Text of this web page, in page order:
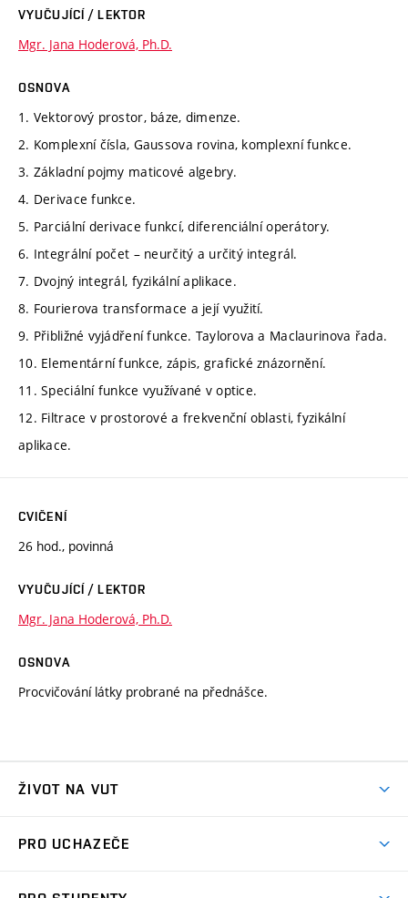
VYUČUJÍCÍ / LEKTOR
Mgr. Jana Hoderová, Ph.D.
OSNOVA
1. Vektorový prostor, báze, dimenze.
2. Komplexní čísla, Gaussova rovina, komplexní funkce.
3. Základní pojmy maticové algebry.
4. Derivace funkce.
5. Parciální derivace funkcí, diferenciální operátory.
6. Integrální počet – neurčitý a určitý integrál.
7. Dvojný integrál, fyzikální aplikace.
8. Fourierova transformace a její využití.
9. Přibližné vyjádření funkce. Taylorova a Maclaurinova řada.
10. Elementární funkce, zápis, grafické znázornění.
11. Speciální funkce využívané v optice.
12. Filtrace v prostorové a frekvenční oblasti, fyzikální
aplikace.
CVIČENÍ
26 hod., povinná
VYUČUJÍCÍ / LEKTOR
Mgr. Jana Hoderová, Ph.D.
OSNOVA
Procvičování látky probrané na přednášce.
ŽIVOT NA VUT
Koleje
PRO UCHAZEČE